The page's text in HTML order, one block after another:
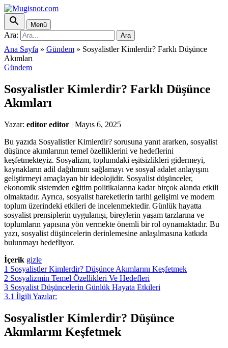
Menü
Ara: Ara
Ana Sayfa » Gündem » Sosyalistler Kimlerdir? Farklı Düşünce
Akımları
Gündem
Sosyalistler Kimlerdir? Farklı Düşünce
Akımları
Yazar: editor editor | Mayıs 6, 2025
Bu yazıda Sosyalistler Kimlerdir? sorusuna yanıt ararken, sosyalist
düşünce akımlarının temel özelliklerini ve hedeflerini
keşfetmekteyiz. Sosyalizm, toplumdaki eşitsizlikleri gidermeyi,
kaynakların adil dağılımını sağlamayı ve sosyal adalet anlayışını
geliştirmeyi amaçlayan bir ideolojidir. Sosyalist düşünceler,
ekonomik sistemden eğitim politikalarına kadar birçok alanda etkili
olmaktadır. Ayrıca, sosyalist hareketlerin tarihi gelişimi ve modern
toplum üzerindeki etkileri de incelenmektedir. Günlük hayatta
sosyalist prensiplerin uygulanışı, bireylerin yaşam tarzlarına ve
toplumların yapısına yön vermekte önemli bir rol oynamaktadır. Bu
yazı, sosyalist düşüncelerin derinlemesine anlaşılmasına katkıda
bulunmayı hedefliyor.
İçerik gizle
1 Sosyalistler Kimlerdir? Düşünce Akımlarını Keşfetmek
2 Sosyalizmin Temel Özellikleri Ve Hedefleri
3 Sosyalist Düşüncelerin Günlük Hayata Etkileri
3.1 İlgili Yazılar:
Sosyalistler Kimlerdir? Düşünce
Akımlarını Keşfetmek